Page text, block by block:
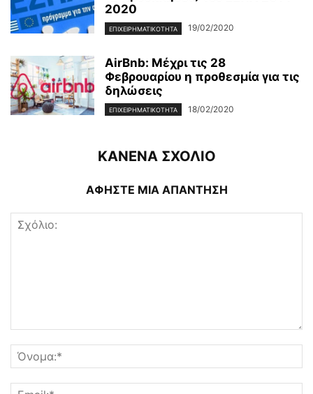
2020
ΕΠΙΧΕΙΡΗΜΑΤΙΚΌΤΗΤΑ 19/02/2020
AirBnb: Μέχρι τις 28
Φεβρουαρίου η προθεσμία για τις
δηλώσεις
ΕΠΙΧΕΙΡΗΜΑΤΙΚΌΤΗΤΑ 18/02/2020
ΚΑΝΕΝΑ ΣΧΟΛΙΟ
ΑΦΗΣΤΕ ΜΙΑ ΑΠΑΝΤΗΣΗ